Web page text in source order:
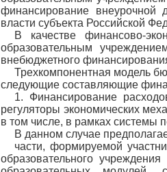
финансирование внеурочной
власти субъекта Российской
В качестве финансово-
образовательным
внебюджетного
Трехкомпонентная модель
следующие составляющие
1. Финансирование
регуляторы экономических
в том числе, в рамках системы
В данном случае
части, формируемой
образовательного